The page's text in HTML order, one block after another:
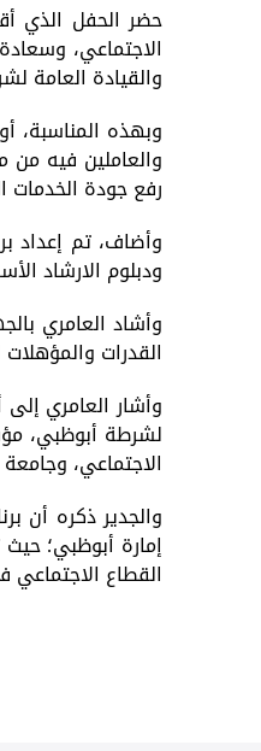
حضر الحفل الذي
الاجتماعي،
والقيادة العامة
وبهذه المناسبة،
والعاملين فيه من
رفع جودة الخدمات
ودبلوم الارشاد
وأشاد العامري
القدرات
لشرطة أبوظبي،
الاجتماعي،
والجدير ذكره أن
إمارة أبوظبي؛
القطاع الاجتماعي